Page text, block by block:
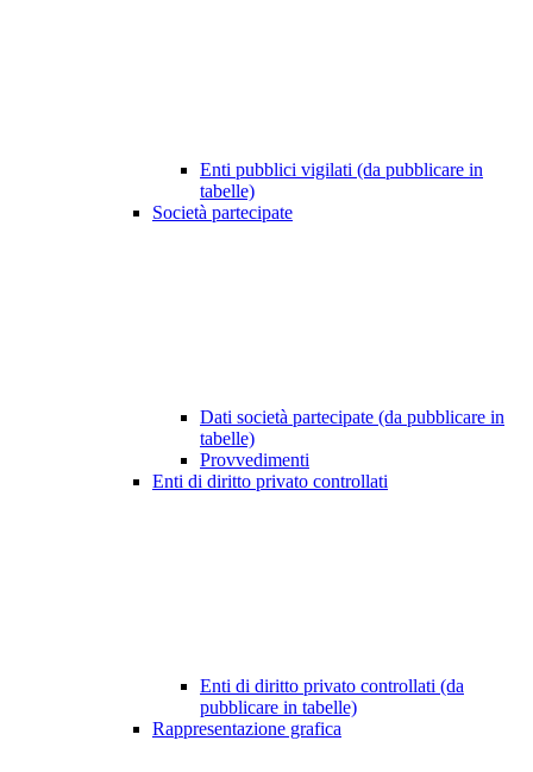
Enti pubblici vigilati (da pubblicare in
tabelle)
Società partecipate
Dati società partecipate (da pubblicare in
tabelle)
Provvedimenti
Enti di diritto privato controllati
Enti di diritto privato controllati (da
pubblicare in tabelle)
Rappresentazione grafica